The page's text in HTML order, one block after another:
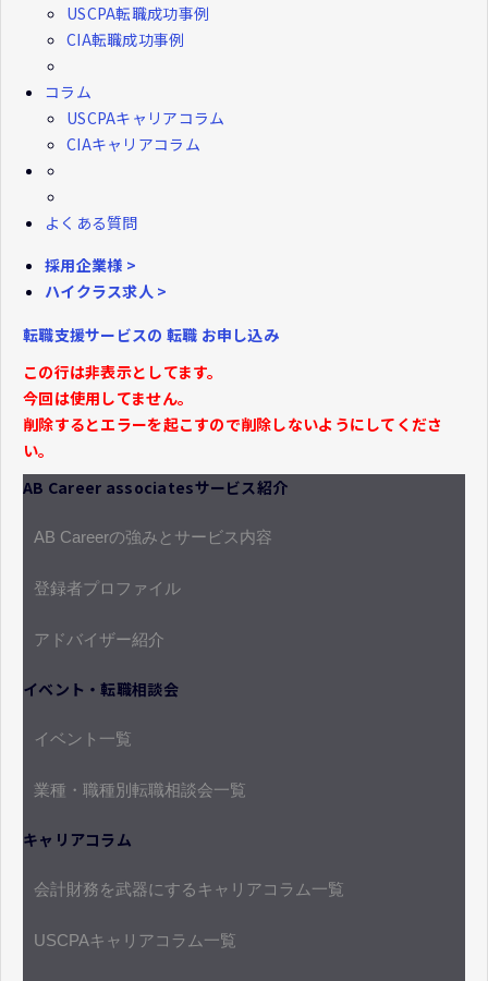
USCPA転職成功事例
CIA転職成功事例
コラム
USCPAキャリアコラム
CIAキャリアコラム
よくある質問
採用企業様 >
ハイクラス求人 >
転職支援サービスの 転職 お申し込み
この行は非表示としてます。
今回は使用してません。
削除するとエラーを起こすので削除しないようにしてくださ
い。
AB Career associatesサービス紹介
AB Careerの強みとサービス内容
登録者プロファイル
アドバイザー紹介
イベント・転職相談会
イベント一覧
業種・職種別転職相談会一覧
キャリアコラム
会計財務を武器にするキャリアコラム一覧
USCPAキャリアコラム一覧